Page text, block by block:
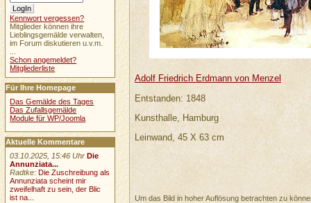
Adolf Friedrich Erdmann von Menzel
Entstanden: 1848
Kunsthalle, Hamburg
Leinwand, 45 X 63 cm
Um das Bild in hoher Auflösung betrachten zu
Kennwort vergessen?
Mitglieder können ihre
Lieblingsgemälde verwalten,
im Forum diskutieren u.v.m.
Schon angemeldet?
Mitgliederliste
Für Ihre Homepage
Das Gemälde des Tages
Das Zufallsgemälde
Module für WP/Joomla
Aktuelle Kommentare
03.10.2025, 15:46 Uhr Die
Annunziata...
Radtke: Die Zuschreibung als
Annunziata scheint mir
zweifelhaft zu sein, der Blic
ist na...